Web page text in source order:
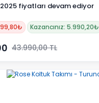
2025 fiyatları devam ediyor
Kazancınız: 5.990,20₺
43.990,00 TL